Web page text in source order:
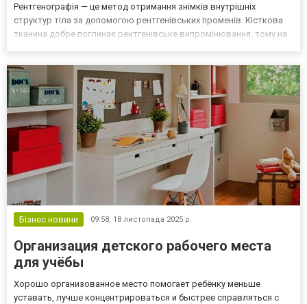
Рентгенографія — це метод отримання знімків внутрішніх
структур тіла за допомогою рентгенівських променів. Кісткова
тканина добре поглинає рентгенівське випромінювання, тому на
Бізнес новини 09:58, 18 листопада 2025 р.
Организация детского рабочего места
для учёбы
Хорошо организованное место помогает ребёнку меньше
уставать, лучше концентрироваться и быстрее справляться с